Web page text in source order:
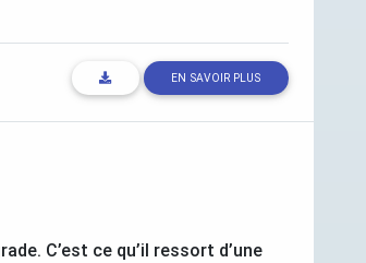
EN SAVOIR PLUS
C’est ce qu’il ressort d’une